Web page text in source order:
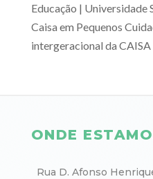
Educação | Universidade
Caisa em Pequenos
intergeracional da CAISA
ONDE
Rua D. Afonso